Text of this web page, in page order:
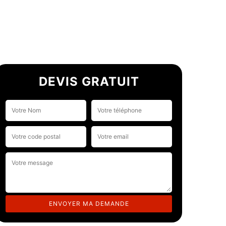
DEVIS GRATUIT